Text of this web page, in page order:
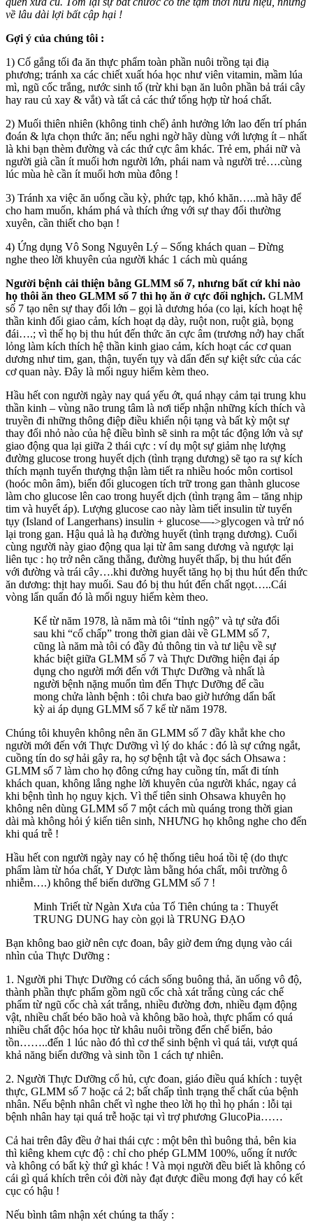
về lâu dài lợi bất cập hại !
Gợi ý của chúng tôi :
1) Cố gắng tối đa ăn thực phẩm toàn phần nuôi trồng tại điạ
phương; tránh xa các chiết xuất hóa học như viên vitamin, mầm lúa
mì, ngũ cốc trắng, nước sinh tố (trừ khi bạn ăn luôn phần bả trái cây
hay rau củ xay & vắt) và tất cả các thứ tổng hợp từ hoá chất.
2) Muối thiên nhiên (không tinh chế) ảnh hưởng lớn lao đến trí phán
đoán & lựa chọn thức ăn; nếu nghi ngờ hãy dùng với lượng ít – nhất
là khi bạn thèm đường và các thứ cực âm khác. Trẻ em, phái nữ và
người già cần ít muối hơn người lớn, phái nam và người trẻ….cùng
lúc mùa hè cần ít muối hơn mùa đông !
3) Tránh xa việc ăn uống cầu kỳ, phức tạp, khó khăn…..mà hãy để
cho ham muốn, khám phá và thích ứng với sự thay đổi thường
xuyên, cần thiết cho bạn !
4) Ứng dụng Vô Song Nguyên Lý – Sống khách quan – Đừng
nghe theo lời khuyên của người khác 1 cách mù quáng
Người bệnh cải thiện bằng GLMM số 7, nhưng bất cứ khi nào
họ thôi ăn theo GLMM số 7 thì họ ăn ở cực đối nghịch. GLMM
số 7 tạo nên sự thay đổi lớn – gọi là dương hóa (co lại, kích hoạt hệ
thần kinh đối giao cảm, kích hoạt dạ dày, ruột non, ruột già, bọng
đái….; vì thế họ bị thu hút đến thức ăn cực âm (trương nở) hay chất
lỏng làm kích thích hệ thần kinh giao cảm, kích hoạt các cơ quan
dương như tim, gan, thận, tuyến tụy và dẩn đến sự kiệt sức của các
cơ quan này. Đây là mối nguy hiểm kèm theo.
Hầu hết con người ngày nay quá yếu ớt, quá nhạy cảm tại trung khu
thần kinh – vùng não trung tâm là nơi tiếp nhận những kích thích và
truyền đi những thông điệp điều khiển nội tạng và bất kỳ một sự
thay đổi nhỏ nào của hệ điều bình sẽ sinh ra một tác động lớn và sự
giao động qua lại giữa 2 thái cực : ví dụ một sự giảm nhẹ lượng
đường glucose trong huyết dịch (tình trạng dương) sẽ tạo ra sự kích
thích mạnh tuyến thượng thận làm tiết ra nhiều hoóc môn cortisol
(hoóc môn âm), biến đổi glucogen tích trữ trong gan thành glucose
làm cho glucose lên cao trong huyết dịch (tình trạng âm – tăng nhịp
tim và huyết áp). Lượng glucose cao này làm tiết insulin từ tuyến
tụy (Island of Langerhans) insulin + glucose—->glycogen và trử nó
lại trong gan. Hậu quả là hạ đường huyết (tình trạng dương). Cuối
cùng người này giao động qua lại từ âm sang dương và ngược lại
liên tục : họ trở nên căng thẳng, đường huyết thấp, bị thu hút đến
với đường và trái cây….khi đường huyết tăng họ bị thu hút đến thức
ăn dương: thịt hay muối. Sau đó bị thu hút đến chất ngọt…..Cái
vòng lẩn quẩn đó là mối nguy hiểm kèm theo.
Kể từ năm 1978, là năm mà tôi “tỉnh ngộ” và tự sửa đổi
sau khi “cố chấp” trong thời gian dài về GLMM số 7,
cũng là năm mà tôi có đầy đủ thông tin và tư liệu về sự
khác biệt giữa GLMM số 7 và Thực Dưỡng hiện đại áp
dụng cho người mới đến với Thực Dưỡng và nhất là
người bệnh nặng muốn tìm đến Thực Dưỡng để cầu
mong chửa lành bệnh : tôi chưa bao giờ hướng dẩn bất
kỳ ai áp dụng GLMM số 7 kể từ năm 1978.
Chúng tôi khuyên không nên ăn GLMM số 7 đầy khắt khe cho
người mới đến với Thực Dưỡng vì lý do khác : đó là sự cứng ngắt,
cuồng tín do sợ hải gây ra, họ sợ bệnh tật và đọc sách Ohsawa :
GLMM số 7 làm cho họ đông cứng hay cuồng tín, mất đi tính
khách quan, không lắng nghe lời khuyên của người khác, ngay cả
khi bệnh tình họ nguy kịch. Vì thế tiên sinh Ohsawa khuyên họ
không nên dùng GLMM số 7 một cách mù quáng trong thời gian
dài mà không hỏi ý kiến tiên sinh, NHƯNG họ không nghe cho đến
khi quá trễ !
Hầu hết con người ngày nay có hệ thống tiêu hoá tồi tệ (do thực
phẩm làm từ hóa chất, Y Dược làm bằng hóa chất, môi trường ô
nhiễm….) không thể biến dưỡng GLMM số 7 !
Minh Triết từ Ngàn Xưa của Tổ Tiên chúng ta : Thuyết
TRUNG DUNG hay còn gọi là TRUNG ĐẠO
Bạn không bao giờ nên cực đoan, bây giờ đem ứng dụng vào cái
nhìn của Thực Dưỡng :
1. Người phi Thực Dưỡng có cách sống buông thả, ăn uống vô độ,
thành phần thực phẩm gồm ngũ cốc chà xát trắng cùng các chế
phẩm từ ngũ cốc chà xát trắng, nhiều đường đơn, nhiều đạm động
vật, nhiều chất béo bão hoà và không bão hoà, thực phẩm có quá
nhiều chất độc hóa học từ khâu nuôi trồng đến chế biến, bảo
tồn……..đến 1 lúc nào đó thì cơ thể sinh bệnh vì quá tải, vượt quá
khả năng biến dưỡng và sinh tồn 1 cách tự nhiên.
2. Người Thực Dưỡng cổ hủ, cực đoan, giáo điều quá khích : tuyệt
thực, GLMM số 7 hoặc cả 2; bất chấp tình trạng thể chất của bệnh
nhân. Nếu bệnh nhân chết vì nghe theo lời họ thì họ phán : lỗi tại
bệnh nhân hay tại quá trễ hoặc tại vì trợ phương GlucoPia……
Cả hai trên đây đều ở hai thái cực : một bên thì buông thả, bên kia
thì kiêng khem cực độ : chỉ cho phép GLMM 100%, uống ít nước
và không có bất kỳ thứ gì khác ! Và mọi người đều biết là không có
cái gì quá khích trên cỏi đời này đạt được điều mong đợi hay có kết
cục có hậu !
Nếu bình tâm nhận xét chúng ta thấy :